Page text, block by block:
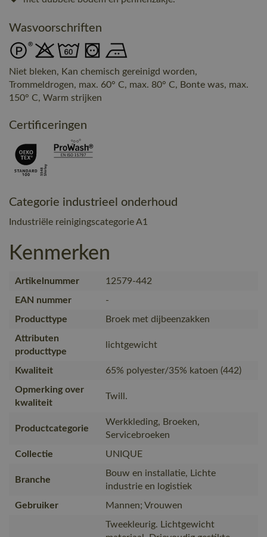
Wasvoorschriften
Niet bleken, Kan chemisch gereinigd worden,
Trommeldrogen, max. 60° C, max. 80° C, Bonte was, max.
150° C, Warm strijken
Certificeringen
Categorie industrieel onderhoud
Industriële reinigingscategorie A1
Kenmerken
Artikelnummer
12579-442
EAN nummer
-
Producttype
Broek met dijbeenzakken
Attributen
producttype
lichtgewicht
Kwaliteit
65% polyester/35% katoen (442)
Opmerking over
kwaliteit
Twill.
Productcategorie
Werkkleding, Broeken,
Servicebroeken
Collectie
UNIQUE
Branche
Bouw en installatie, Lichte
industrie en logistiek
Gebruiker
Mannen; Vrouwen
Tweekleurig. Lichtgewicht